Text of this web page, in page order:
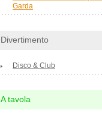
Garda
Divertimento
Disco & Club
A tavola